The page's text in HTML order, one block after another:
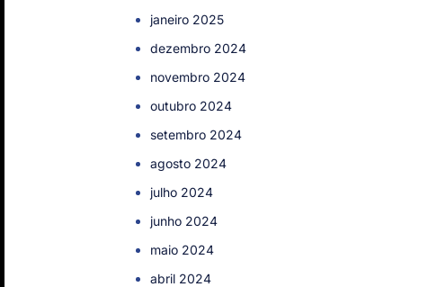
janeiro 2025
dezembro 2024
novembro 2024
outubro 2024
setembro 2024
agosto 2024
julho 2024
junho 2024
maio 2024
abril 2024